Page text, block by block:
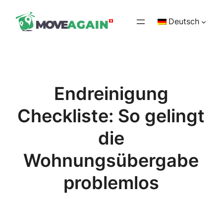
Inhalt
Deutsch
Endreinigung
Checkliste: So gelingt
die
Wohnungsübergabe
problemlos